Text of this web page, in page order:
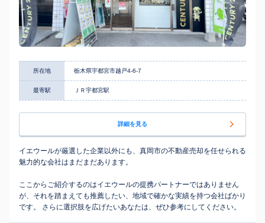
所在地 栃木県宇都宮市越戸4-6-7
最寄駅 ＪＲ宇都宮駅
詳細を見る
イエウールが厳選した企業以外にも、真岡市の不動産売却を任せられる
魅力的な会社はまだまだあります。
ここからご紹介するのはイエウールの提携パートナーではありません
が、それを踏まえても推薦したい、地域で確かな実績を持つ会社ばかり
です。 さらに選択肢を広げたいあなたは、ぜひ参考にしてください。